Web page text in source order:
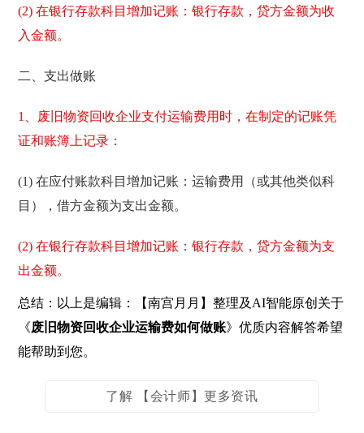
(2) 在银行存款科目增加记账：银行存款，贷方金额为收
入金额。
二、支出做账
1、废旧物资回收企业支付运输费用时，在制定的记账凭
证和账簿上记录：
(1) 在应付账款科目增加记账：运输费用（或其他类似科
目），借方金额为支出金额。
(2) 在银行存款科目增加记账：银行存款，贷方金额为支
出金额。
总结：以上是编辑：【南宫月月】整理及AI智能原创关于
《废旧物资回收企业运输费如何做账》优质内容解答希望
能帮助到您。
了解 【会计师】更多资讯